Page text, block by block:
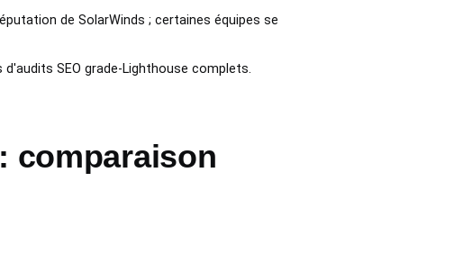
de SolarWinds ; certaines équipes se
SEO grade-Lighthouse complets.
comparaison